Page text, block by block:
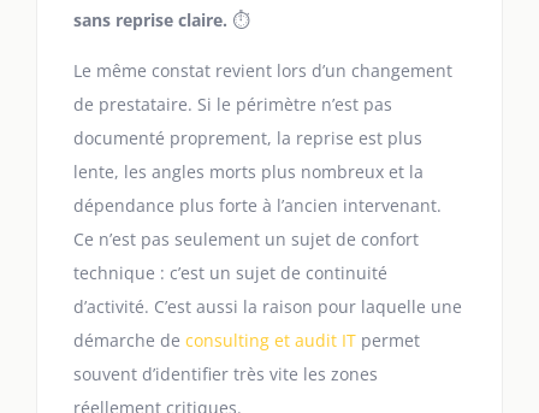
sans reprise claire. ⏱️
Le même constat revient lors d’un changement
de prestataire. Si le périmètre n’est pas
documenté proprement, la reprise est plus
lente, les angles morts plus nombreux et la
dépendance plus forte à l’ancien intervenant.
Ce n’est pas seulement un sujet de confort
technique : c’est un sujet de continuité
d’activité. C’est aussi la raison pour laquelle une
démarche de consulting et audit IT permet
souvent d’identifier très vite les zones
réellement critiques.